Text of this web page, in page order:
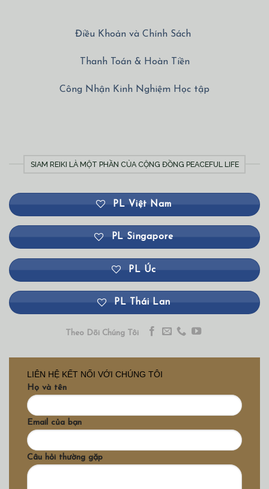
Điều Khoản và Chính Sách
Thanh Toán & Hoàn Tiền
Công Nhận Kinh Nghiệm Học tập
SIAM REIKI LÀ MỘT PHẦN CỦA CỘNG ĐỒNG PEACEFUL LIFE
PL Việt Nam
PL Singapore
PL Úc
PL Thái Lan
Theo Dõi Chúng Tôi
LIÊN HỆ KẾT NỐI VỚI CHÚNG TÔI
Họ và tên
Email của bạn
Câu hỏi thường gặp